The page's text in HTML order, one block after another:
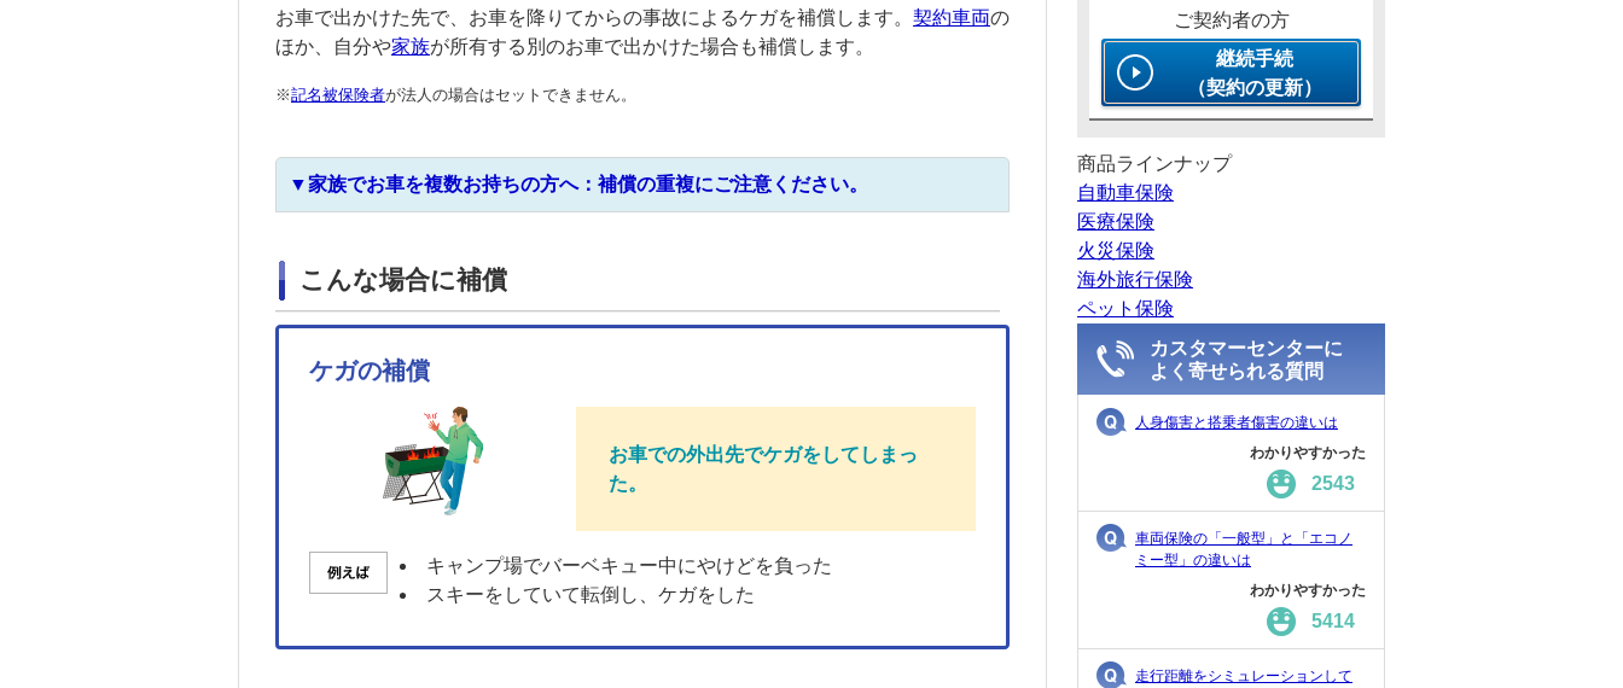
お車で出かけた先で、お車を降りてからの事故によるケガを補償します。 契約車両の
ほか、自分や家族が所有する別のお車で出かけた場合も補償します。
※記名被保険者が法人の場合はセットできません。
▼家族でお車を複数お持ちの方へ：補償の重複にご注意ください。
こんな場合に補償
ケガの補償
お車での外出先でケガをしてしまっ
た。
キャンプ場でバーベキュー中にやけどを負った
スキーをしていて転倒し、ケガをした
ご契約者の方
継続手続
（契約の更新）
商品ラインナップ
自動車保険
医療保険
火災保険
海外旅行保険
ペット保険
カスタマーセンターに
よく寄せられる質問
人身傷害と搭乗者傷害の違いは
わかりやすかった
2543
車両保険の「一般型」と「エコノ
ミー型」の違いは
わかりやすかった
5414
走行距離をシミュレーションして